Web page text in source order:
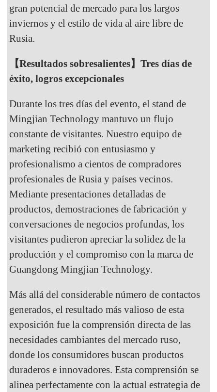
gran potencial de mercado para los largos
inviernos y el estilo de vida al aire libre de
Rusia.
【Resultados sobresalientes】Tres días de
éxito, logros excepcionales
Durante los tres días del evento, el stand de
Mingjian Technology mantuvo un flujo
constante de visitantes. Nuestro equipo de
marketing recibió con entusiasmo y
profesionalismo a cientos de compradores
profesionales de Rusia y países vecinos.
Mediante presentaciones detalladas de
productos, demostraciones de fabricación y
conversaciones de negocios profundas, los
visitantes pudieron apreciar la solidez de la
producción y el compromiso con la marca de
Guangdong Mingjian Technology.
Más allá del considerable número de contactos
generados, el resultado más valioso de esta
exposición fue la comprensión directa de las
necesidades cambiantes del mercado ruso,
donde los consumidores buscan productos
duraderos e innovadores. Esta comprensión se
alinea perfectamente con la actual estrategia de